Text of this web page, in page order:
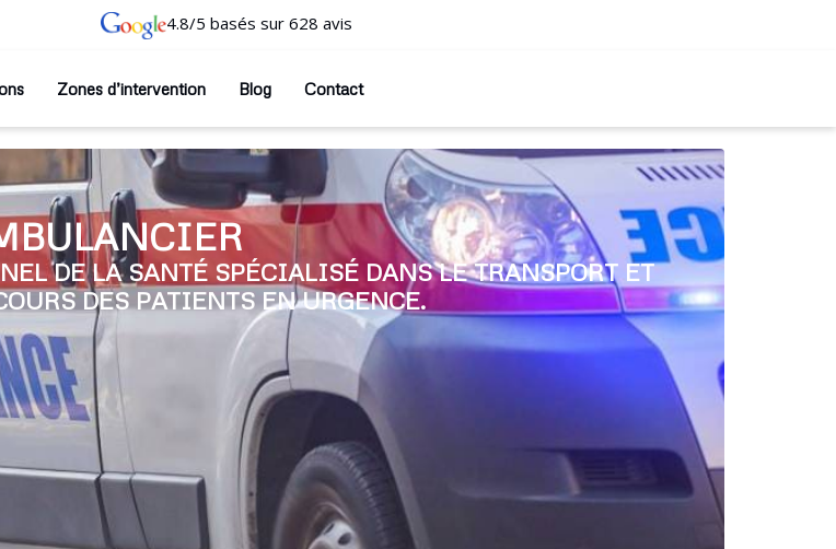
4.8/5 basés sur 628 avis
Zones d’intervention Blog Contact
DE LA SANTÉ SPÉCIALISÉ DANS LE TRANSPORT ET
DES PATIENTS EN URGENCE.